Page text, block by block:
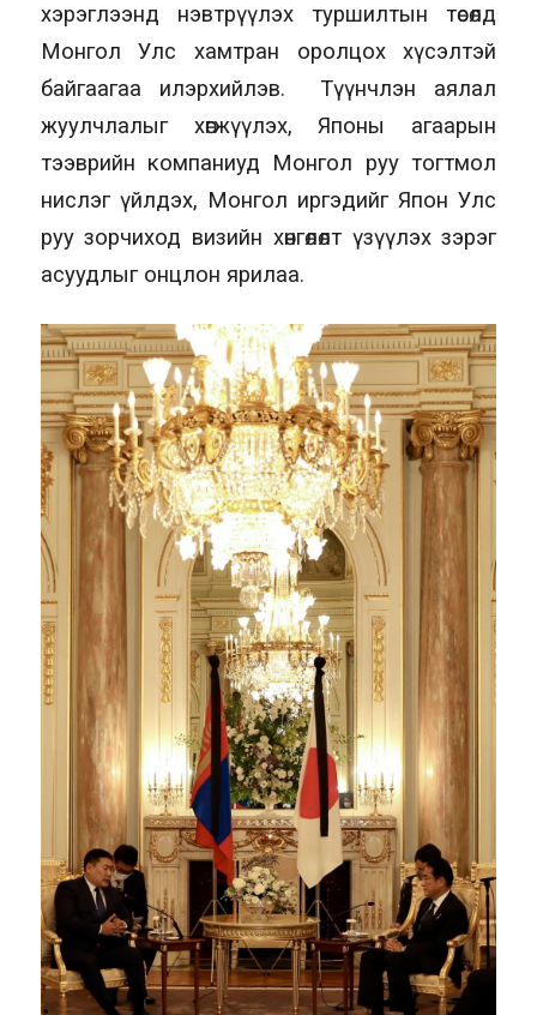
хэрэглээнд нэвтрүүлэх туршилтын төсөлд
Монгол Улс хамтран оролцох хүсэлтэй
байгаагаа илэрхийлэв. Түүнчлэн аялал
жуулчлалыг хөгжүүлэх, Японы агаарын
тээврийн компаниуд Монгол руу тогтмол
нислэг үйлдэх, Монгол иргэдийг Япон Улс
руу зорчиход визийн хөнгөлөлт үзүүлэх зэрэг
асуудлыг онцлон ярилаа.